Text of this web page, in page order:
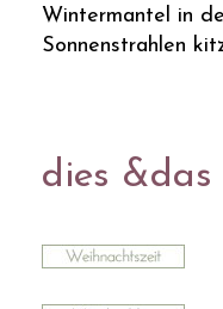
Wintermantel in
Sonnenstrahlen
dies &das